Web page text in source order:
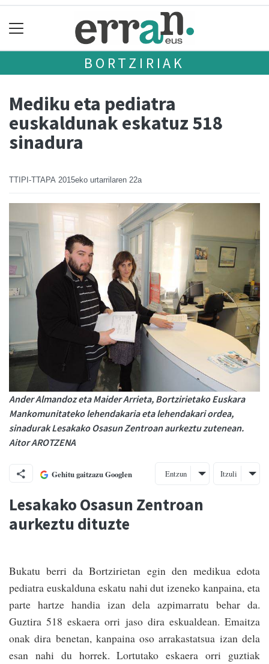
BORTZIRIAK
Mediku eta pediatra
euskaldunak eskatuz 518
sinadura
TTIPI-TTAPA 2015eko urtarrilaren 22a
Ander Almandoz eta Maider Arrieta, Bortzirietako Euskara
Mankomunitateko lehendakaria eta lehendakari ordea,
sinadurak Lesakako Osasun Zentroan aurkeztu zutenean.
Aitor AROTZENA
Gehitu gaitzazu Googlen Entzun Itzuli
Lesakako Osasun Zentroan
aurkeztu dituzte
Bukatu berri da Bor­tzirietan egin den medikua edota
pediatra euskalduna eskatu nahi dut izeneko kanpaina, eta
parte hartze handia izan dela azpima­rratu behar da.
Guztira 518 eskaera orri jaso dira eskualdean. Emaitza
onak dira benetan, kanpaina oso arrakasta­tsua izan dela
esan nahi du horrek. Lortutako eskaera orri guztiak